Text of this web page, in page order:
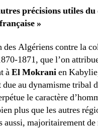
précisions utiles
»
des Algériens contre la
1871, que l’on
àEl Mokranien
au dynamisme tribal
le caractère
plus que les autres
aussi, majoritairement de